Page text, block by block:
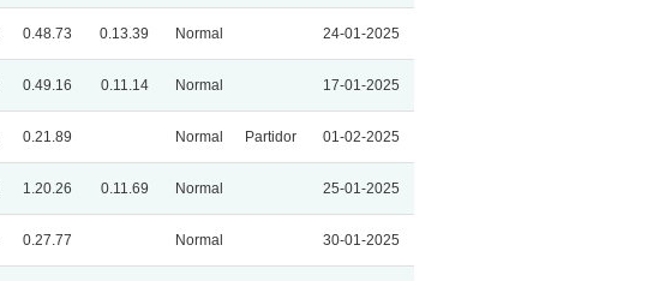
0.48.73 0.13.39 Normal 24-01-2025
0.49.16 0.11.14 Normal 17-01-2025
0.21.89 Normal Partidor 01-02-2025
1.20.26 0.11.69 Normal 25-01-2025
0.27.77 Normal 30-01-2025